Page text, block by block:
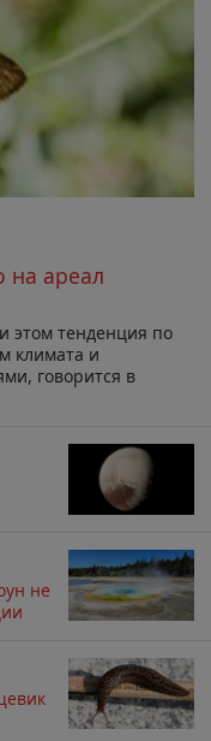
на ареал
этом тенденция по
климата и
говорится в
не